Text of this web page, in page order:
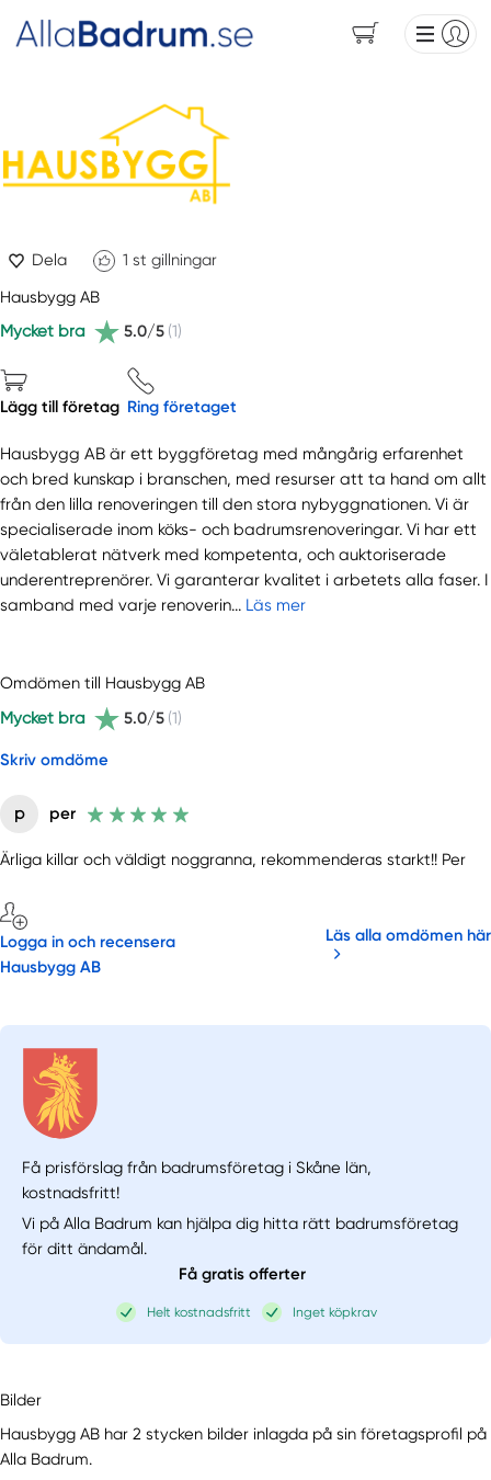
Dela 1 st gillningar
Hausbygg AB
Mycket bra
5.0/5 (1)
Lägg till företag Ring företaget
Hausbygg AB är ett byggföretag med mångårig erfarenhet
och bred kunskap i branschen, med resurser att ta hand om allt
från den lilla renoveringen till den stora nybyggnationen. Vi är
specialiserade inom köks- och badrumsrenoveringar. Vi har ett
väletablerat nätverk med kompetenta, och auktoriserade
underentreprenörer. Vi garanterar kvalitet i arbetets alla faser. I
samband med varje renoverin... Läs mer
Omdömen till Hausbygg AB
Mycket bra
5.0/5 (1)
Skriv omdöme
p per
Ärliga killar och väldigt noggranna, rekommenderas starkt!! Per
Logga in och recensera
Hausbygg AB
Läs alla omdömen här
Få prisförslag från badrumsföretag i Skåne län,
kostnadsfritt!
Vi på Alla Badrum kan hjälpa dig hitta rätt badrumsföretag
för ditt ändamål.
Få gratis offerter
Helt kostnadsfritt Inget köpkrav
Bilder
Hausbygg AB har 2 stycken bilder inlagda på sin företagsprofil på
Alla Badrum.